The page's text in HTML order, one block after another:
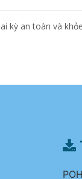
kỳ an toàn và